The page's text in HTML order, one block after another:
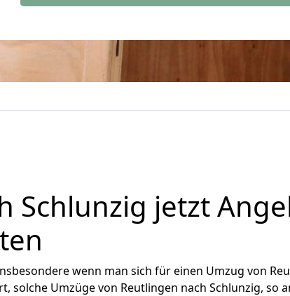
Schlunzig jetzt
wenn man sich für einen Umzug von
solche Umzüge von Reutlingen nach Schlunzig, so